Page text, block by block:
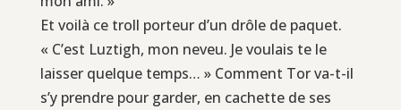
Et voilà ce troll porteur d’un drôle de paquet.
« C’est Luztigh, mon neveu. Je voulais te le
laisser quelque temps… » Comment Tor va-t-il
s’y prendre pour garder, en cachette de ses